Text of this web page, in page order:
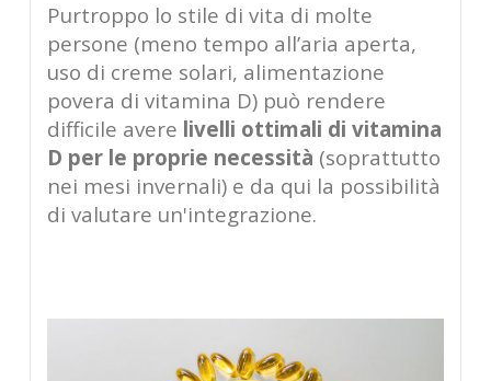
Purtroppo lo stile di vita di molte
persone (meno tempo all’aria aperta,
uso di creme solari, alimentazione
povera di vitamina D) può rendere
difficile avere livelli ottimali di vitamina
D per le proprie necessità (soprattutto
nei mesi invernali) e da qui la possibilità
di valutare un'integrazione.